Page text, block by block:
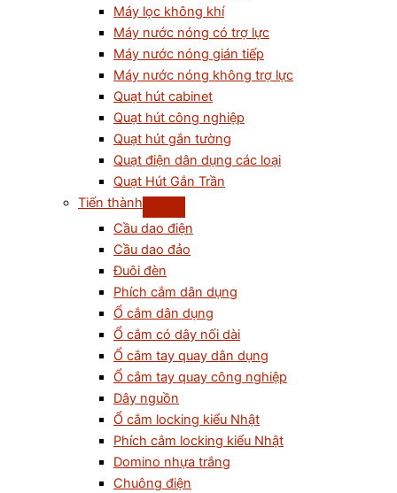
Máy lọc không khí
Máy nước nóng có trợ lực
Máy nước nóng gián tiếp
Máy nước nóng không trợ lực
Quạt hút cabinet
Quạt hút công nghiệp
Quạt hút gắn tường
Quạt điện dân dụng các loại
Quạt Hút Gắn Trần
Tiến thành
Cầu dao điện
Cầu dao đảo
Đuôi đèn
Phích cắm dân dụng
Ổ cắm dân dụng
Ổ cắm có dây nối dài
Ổ cắm tay quay dân dụng
Ổ cắm tay quay công nghiệp
Dây nguồn
Ổ cắm locking kiểu Nhật
Phích cắm locking kiểu Nhật
Domino nhựa trắng
Chuông điện